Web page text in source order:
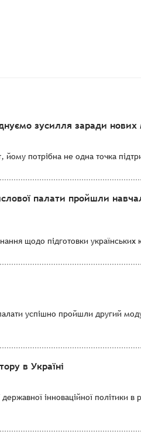
зусилля заради
йому потрібна не одна точка
палати пройшли
щодо підготовки
успішно пройшли другий
в Україні
інноваційної політики